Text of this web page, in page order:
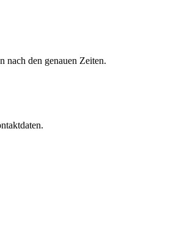
nach den genauen Zeiten.